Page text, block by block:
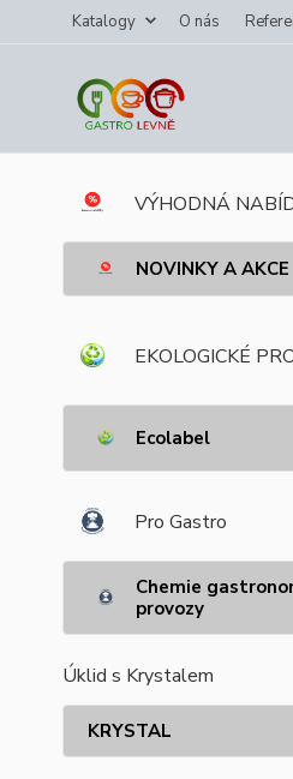
Katalogy O nás
VÝHODNÁ
NOVINKY A AKCE
EKOLOGICKÉ
Ecolabel
Pro Gastro
Chemie
provozy
Úklid s Krystalem
KRYSTAL